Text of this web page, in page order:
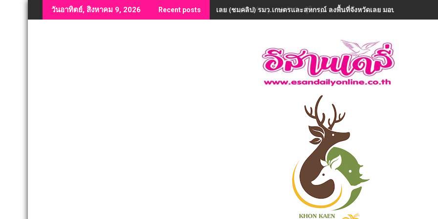
to
วันอาทิตย์, สิงหาคม 9, 2026 Recent posts เลย (ชมคลิป) รมว.เกษตรและสหกรณ์ ลงพื้นที่จังหวัดเลย มอบ 5 ข้อสั่งการ